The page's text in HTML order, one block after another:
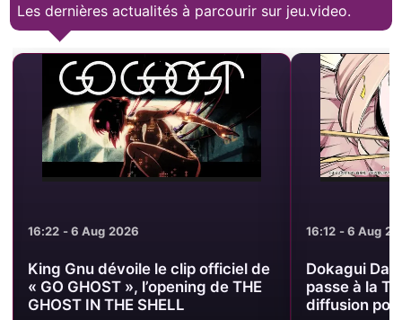
Les dernières actualités à parcourir sur jeu.video.
16:22 - 6 Aug 2026
King Gnu dévoile le clip officiel de
« GO GHOST », l’opening de THE
GHOST IN THE SHELL
16:12 - 6 Aug
Dokagui
passe à la
diffusion